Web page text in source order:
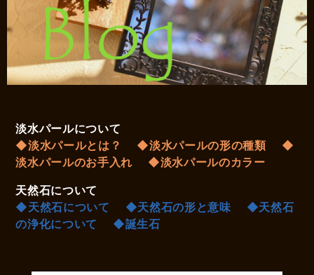
淡水パールについて
◆淡水パールとは？
◆淡水パールの形の種類
◆
淡水パールのお手入れ
◆淡水パールのカラー
天然石について
◆天然石について
◆天然石の形と意味
◆天然石
の浄化について
◆誕生石